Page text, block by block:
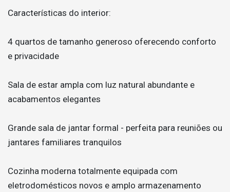
Características do interior:
4 quartos de tamanho generoso oferecendo conforto
e privacidade
Sala de estar ampla com luz natural abundante e
acabamentos elegantes
Grande sala de jantar formal - perfeita para reuniões ou
jantares familiares tranquilos
Cozinha moderna totalmente equipada com
eletrodomésticos novos e amplo armazenamento